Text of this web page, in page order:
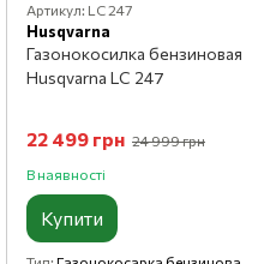
Артикул: LC 247
Husqvarna
Газонокосилка бензиновая
Husqvarna LC 247
22 499 грн 24 999 грн
В наявності
Купити